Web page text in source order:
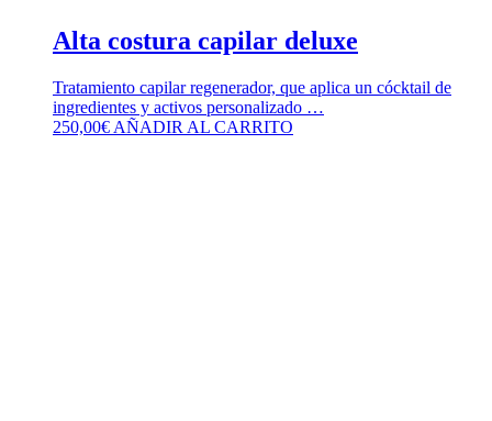
Alta costura capilar deluxe
Tratamiento capilar regenerador, que aplica un cócktail de
ingredientes y activos personalizado …
250,00€ AÑADIR AL CARRITO